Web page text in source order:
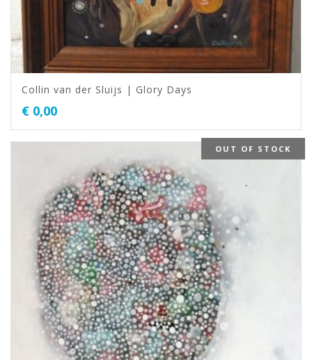
Collin van der Sluijs | Glory Days
€ 0,00
OUT OF STOCK